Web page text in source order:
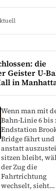
die
Geister U-
in
Wenn man mit
Bahn-Linie 6 bis
Endstation
Bridge fährt und
anstatt
sitzen bleibt,
der Zug die
Fahrtrichtung
wechselt, sieht…